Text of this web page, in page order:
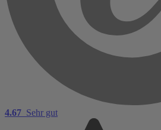
4.67 Sehr gut